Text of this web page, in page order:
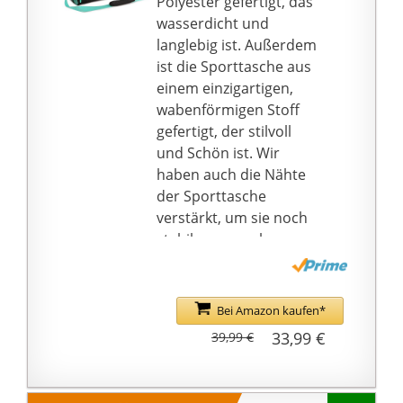
Schuhen konzipiert.
HOCHWERTIGES
MATERIAL: Die
Badetasche besteht aus
wasserdichtem Oxford
Tuch und Hardware-
Reißverschlüsse,
strapazierfähigem, reiß-
und abriebfest,
feuchtigkeitsbeständig
und antibakteriell. Der
verringert den Druck
auf Hände und Ellbogen
nach einer langen
Tragezeit. Größe: 39 x
VERSCHIEDENE ANLASS:
wasserdicht und
langlebig ist. Außerdem
ist die Sporttasche aus
einem einzigartigen,
wabenförmigen Stoff
gefertigt, der stilvoll
und Schön ist. Wir
haben auch die Nähte
der Sporttasche
verstärkt, um sie noch
stabiler zu machen.
【Mit Schuhfach und
Sporttasche verfügt
über ein internes
wasserdichtes Nassfach
nasser Handtücher
Bei Amazon kaufen*
33,99 €
39,99 €